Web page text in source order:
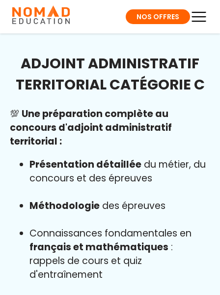
NOS OFFRES
ADJOINT ADMINISTRATIF
TERRITORIAL CATÉGORIE C
💯 Une préparation complète au
concours d'adjoint administratif
territorial :
Présentation détaillée du métier, du
concours et des épreuves
Méthodologie des épreuves
Connaissances fondamentales en
français et mathématiques :
rappels de cours et quiz
d'entraînement